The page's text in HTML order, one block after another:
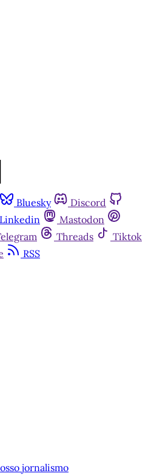
Bluesky
Discord
Linkedin
Mastodon
Threads
Tiktok
RSS
jornalismo